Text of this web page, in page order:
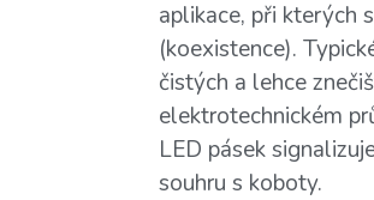
aplikace, při kterých
(koexistence).
čistých a lehce
elektrotechnickém
LED pásek
souhru s koboty.